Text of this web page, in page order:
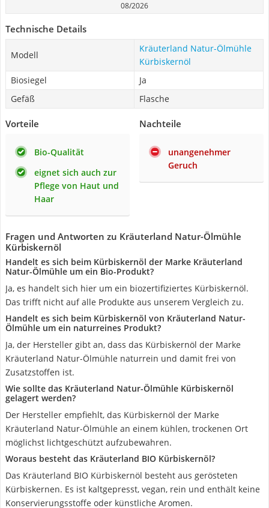
08/2026
Technische Details
Modell
Kräuterland Natur-Ölmühle
Kürbiskernöl
Biosiegel
Ja
Gefäß
Flasche
Vorteile
Bio-Qualität
eignet sich auch zur
Pflege von Haut und
Haar
Nachteile
unangenehmer
Geruch
Fragen und Antworten zu Kräuterland Natur-Ölmühle
Kürbiskernöl
Handelt es sich beim Kürbiskernöl der Marke Kräuterland
Natur-Ölmühle um ein Bio-Produkt?
Ja, es handelt sich hier um ein biozertifiziertes Kürbiskernöl.
Das trifft nicht auf alle Produkte aus unserem Vergleich zu.
Handelt es sich beim Kürbiskernöl von Kräuterland Natur-
Ölmühle um ein naturreines Produkt?
Ja, der Hersteller gibt an, dass das Kürbiskernöl der Marke
Kräuterland Natur-Ölmühle naturrein und damit frei von
Zusatzstoffen ist.
Wie sollte das Kräuterland Natur-Ölmühle Kürbiskernöl
gelagert werden?
Der Hersteller empfiehlt, das Kürbiskernöl der Marke
Kräuterland Natur-Ölmühle an einem kühlen, trockenen Ort
möglichst lichtgeschützt aufzubewahren.
Woraus besteht das Kräuterland BIO Kürbiskernöl?
Das Kräuterland BIO Kürbiskernöl besteht aus gerösteten
Kürbiskernen. Es ist kaltgepresst, vegan, rein und enthält keine
Konservierungsstoffe oder künstliche Aromen.